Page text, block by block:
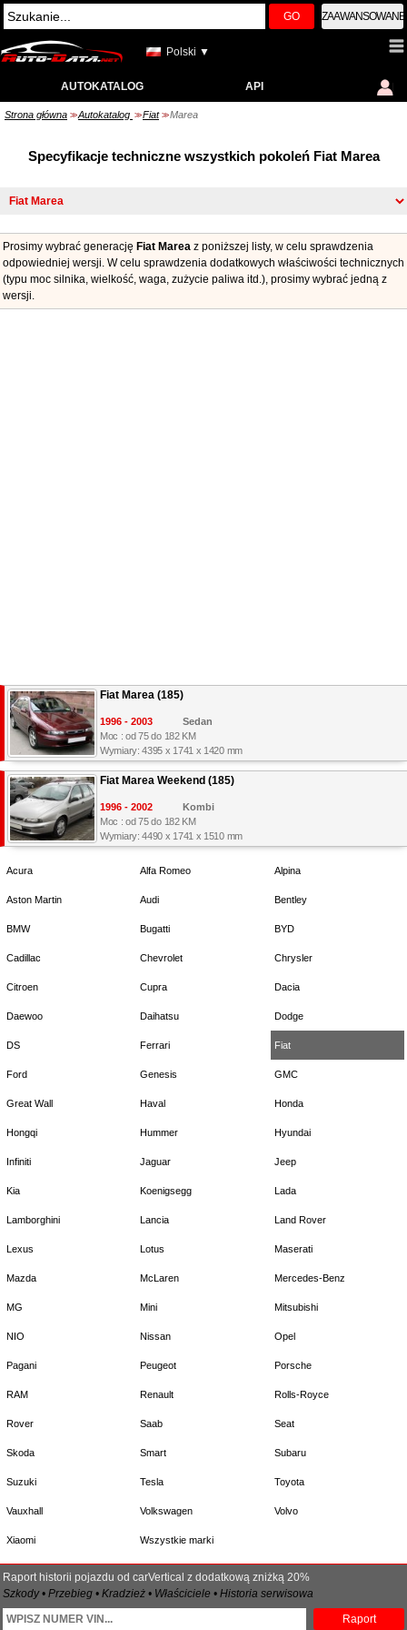
GO ZAAWANSOWANE
Polski ▼
AUTOKATALOG API
Strona główna >> Autokatalog >> Fiat >> Marea
Specyfikacje techniczne wszystkich pokoleń Fiat Marea
Prosimy wybrać generację Fiat Marea z poniższej listy, w celu sprawdzenia
odpowiedniej wersji. W celu sprawdzenia dodatkowych właściwości technicznych
(typu moc silnika, wielkość, waga, zużycie paliwa itd.), prosimy wybrać jedną z
wersji.
Fiat Marea (185)
1996 - 2003
Sedan
Moc : od 75 do 182 KM
Wymiary: 4395 x 1741 x 1420 mm
Fiat Marea Weekend (185)
1996 - 2002
Kombi
Moc : od 75 do 182 KM
Wymiary: 4490 x 1741 x 1510 mm
Acura Alfa Romeo Alpina
Aston Martin Audi Bentley
BMW Bugatti BYD
Cadillac Chevrolet Chrysler
Citroen Cupra Dacia
Daewoo Daihatsu Dodge
DS Ferrari Fiat
Ford Genesis GMC
Great Wall Haval Honda
Hongqi Hummer Hyundai
Infiniti Jaguar Jeep
Kia Koenigsegg Lada
Lamborghini Lancia Land Rover
Lexus Lotus Maserati
Mazda McLaren Mercedes-Benz
MG Mini Mitsubishi
NIO Nissan Opel
Pagani Peugeot Porsche
RAM Renault Rolls-Royce
Rover Saab Seat
Skoda Smart Subaru
Suzuki Tesla Toyota
Vauxhall Volkswagen Volvo
Xiaomi Wszystkie marki
Raport historii pojazdu od carVertical z dodatkową zniżką 20%
Szkody • Przebieg • Kradzież • Właściciele • Historia serwisowa
Raport